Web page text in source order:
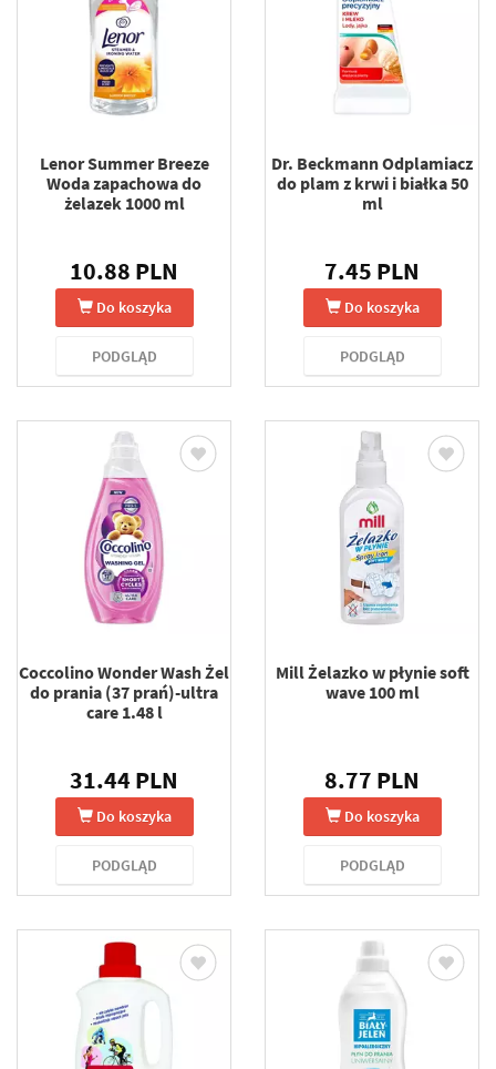
Lenor Summer Breeze
Woda zapachowa do
żelazek 1000 ml
10.88 PLN
Do koszyka
PODGLĄD
Dr. Beckmann Odplamiacz
do plam z krwi i białka 50
ml
7.45 PLN
Do koszyka
PODGLĄD
Coccolino Wonder Wash Żel
do prania (37 prań)-ultra
care 1.48 l
31.44 PLN
Do koszyka
PODGLĄD
Mill Żelazko w płynie soft
wave 100 ml
8.77 PLN
Do koszyka
PODGLĄD